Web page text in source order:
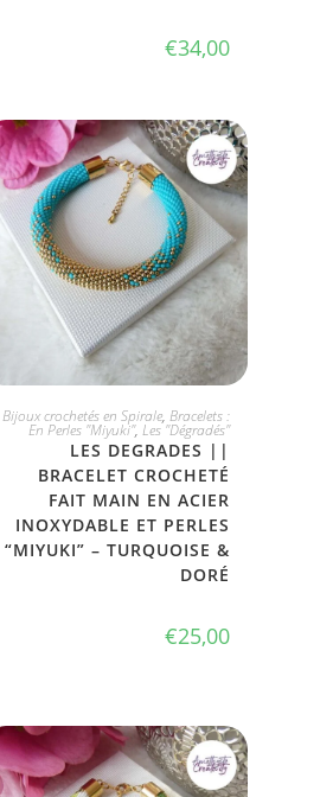
€34,00
JE L'ADOPTE
Bijoux crochetés en Spirale, Bracelets :
En Perles "Miyuki", Les "Dégradés"
LES DEGRADES ||
BRACELET CROCHETÉ
FAIT MAIN EN ACIER
INOXYDABLE ET PERLES
“MIYUKI” – TURQUOISE &
DORÉ
€25,00